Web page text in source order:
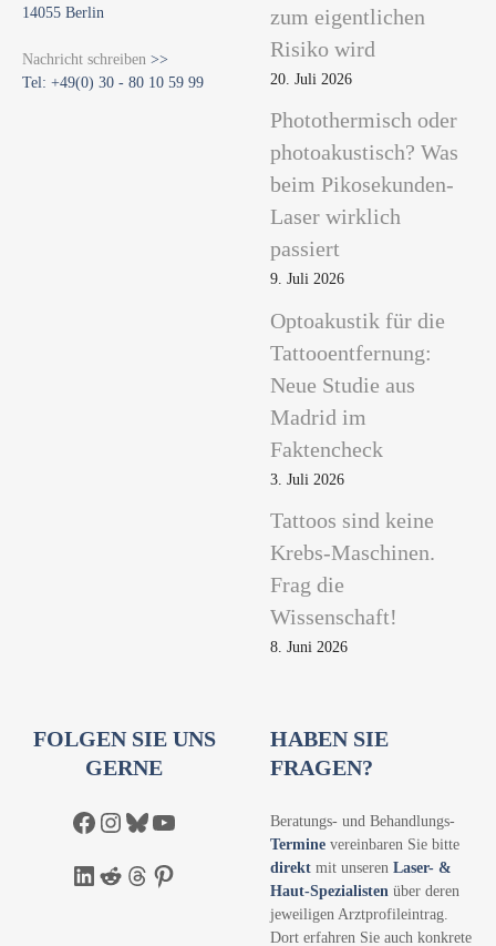
14055 Berlin
Nachricht schreiben >>
Tel: +49(0) 30 - 80 10 59 99
zum eigentlichen
Risiko wird
20. Juli 2026
Photothermisch oder
photoakustisch? Was
beim Pikosekunden-
Laser wirklich
passiert
9. Juli 2026
Optoakustik für die
Tattooentfernung:
Neue Studie aus
Madrid im
Faktencheck
3. Juli 2026
Tattoos sind keine
Krebs-Maschinen.
Frag die
Wissenschaft!
8. Juni 2026
FOLGEN SIE UNS
GERNE
Facebook Instagram Bluesky YouTube
LinkedIn Reddit Threads Pinterest
HABEN SIE
FRAGEN?
Beratungs- und Behandlungs-
Termine vereinbaren Sie bitte
direkt mit unseren Laser- &
Haut-Spezialisten über deren
jeweiligen Arztprofileintrag.
Dort erfahren Sie auch konkrete